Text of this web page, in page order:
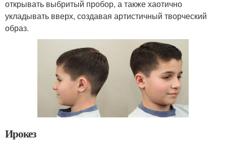
открывать выбритый пробор, а также хаотично
укладывать вверх, создавая артистичный творческий
образ.
Ирокез